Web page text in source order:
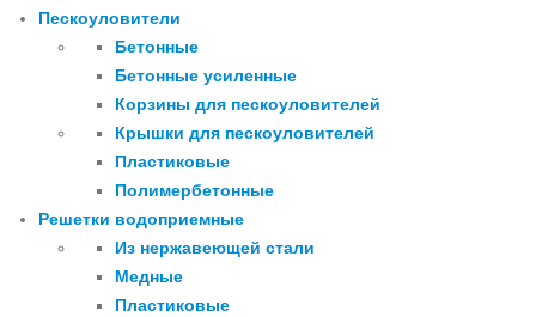
Пескоуловители
Бетонные
Бетонные усиленные
Корзины для пескоуловителей
Крышки для пескоуловителей
Пластиковые
Полимербетонные
Решетки водоприемные
Из нержавеющей стали
Медные
Пластиковые